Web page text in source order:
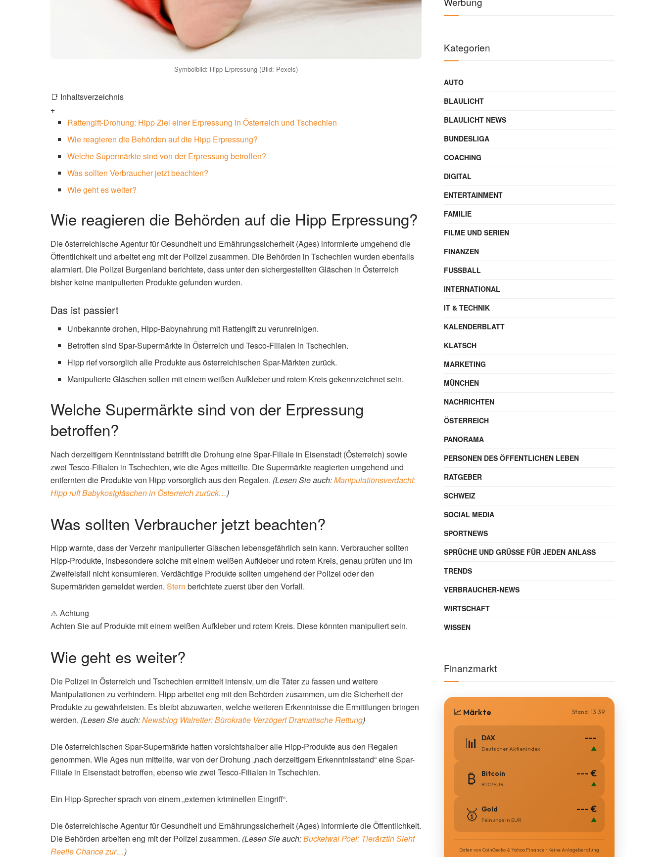
Symbolbild: Hipp Erpressung (Bild: Pexels)
📑 Inhaltsverzeichnis
+
Rattengift-Drohung: Hipp Ziel einer Erpressung in Österreich und Tschechien
Wie reagieren die Behörden auf die Hipp Erpressung?
Welche Supermärkte sind von der Erpressung betroffen?
Was sollten Verbraucher jetzt beachten?
Wie geht es weiter?
Wie reagieren die Behörden auf die Hipp Erpressung?
Die österreichische Agentur für Gesundheit und Ernährungssicherheit (Ages) informierte umgehend die
Öffentlichkeit und arbeitet eng mit der Polizei zusammen. Die Behörden in Tschechien wurden ebenfalls
alarmiert. Die Polizei Burgenland berichtete, dass unter den sichergestellten Gläschen in Österreich
bisher keine manipulierten Produkte gefunden wurden.
Das ist passiert
Unbekannte drohen, Hipp-Babynahrung mit Rattengift zu verunreinigen.
Betroffen sind Spar-Supermärkte in Österreich und Tesco-Filialen in Tschechien.
Hipp rief vorsorglich alle Produkte aus österreichischen Spar-Märkten zurück.
Manipulierte Gläschen sollen mit einem weißen Aufkleber und rotem Kreis gekennzeichnet sein.
Welche Supermärkte sind von der Erpressung
betroffen?
Nach derzeitigem Kenntnisstand betrifft die Drohung eine Spar-Filiale in Eisenstadt (Österreich) sowie
zwei Tesco-Filialen in Tschechien, wie die Ages mitteilte. Die Supermärkte reagierten umgehend und
entfernten die Produkte von Hipp vorsorglich aus den Regalen. (Lesen Sie auch:Manipulationsverdacht:
Hipp ruft Babykostgläschen in Österreich zurück…)
Was sollten Verbraucher jetzt beachten?
Hipp warnte, dass der Verzehr manipulierter Gläschen lebensgefährlich sein kann. Verbraucher sollten
Hipp-Produkte, insbesondere solche mit einem weißen Aufkleber und rotem Kreis, genau prüfen und im
Zweifelsfall nicht konsumieren. Verdächtige Produkte sollten umgehend der Polizei oder den
Supermärkten gemeldet werden. Stern berichtete zuerst über den Vorfall.
⚠️ Achtung
Achten Sie auf Produkte mit einem weißen Aufkleber und rotem Kreis. Diese könnten manipuliert sein.
Wie geht es weiter?
Die Polizei in Österreich und Tschechien ermittelt intensiv, um die Täter zu fassen und weitere
Manipulationen zu verhindern. Hipp arbeitet eng mit den Behörden zusammen, um die Sicherheit der
Produkte zu gewährleisten. Es bleibt abzuwarten, welche weiteren Erkenntnisse die Ermittlungen bringen
werden. (Lesen Sie auch:Newsblog Walretter: Bürokratie Verzögert Dramatische Rettung)
Die österreichischen Spar-Supermärkte hatten vorsichtshalber alle Hipp-Produkte aus den Regalen
genommen. Wie Ages nun mitteilte, war von der Drohung „nach derzeitigem Erkenntnisstand“ eine Spar-
Filiale in Eisenstadt betroffen, ebenso wie zwei Tesco-Filialen in Tschechien.
Ein Hipp-Sprecher sprach von einem „externen kriminellen Eingriff“.
Die österreichische Agentur für Gesundheit und Ernährungssicherheit (Ages) informierte die Öffentlichkeit.
Die Behörden arbeiten eng mit der Polizei zusammen. (Lesen Sie auch:Buckelwal Poel: Tierärztin Sieht
Reelle Chance zur…)
Kategorien
AUTO
BLAULICHT
BLAULICHT NEWS
BUNDESLIGA
COACHING
DIGITAL
ENTERTAINMENT
FAMILIE
FILME UND SERIEN
FINANZEN
FUSSBALL
INTERNATIONAL
IT & TECHNIK
KALENDERBLATT
KLATSCH
MARKETING
MÜNCHEN
NACHRICHTEN
ÖSTERREICH
PANORAMA
PERSONEN DES ÖFFENTLICHEN LEBEN
RATGEBER
SCHWEIZ
SOCIAL MEDIA
SPORTNEWS
SPRÜCHE UND GRÜSSE FÜR JEDEN ANLASS
TRENDS
VERBRAUCHER-NEWS
WIRTSCHAFT
WISSEN
Finanzmarkt
📈 Märkte Stand: 13:39
📊 DAX
Deutscher Aktienindex
---
▲
₿ Bitcoin
BTC/EUR
--- €
▲
🥇 Gold
Feinunze in EUR
--- €
▲
Daten von CoinGecko & Yahoo Finance • Keine Anlageberatung